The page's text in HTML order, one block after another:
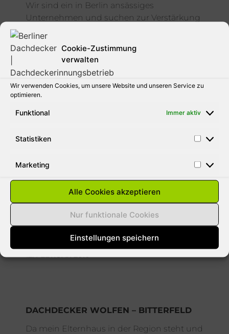
Cookie-Zustimmung
verwalten
Wir verwenden Cookies, um unsere Website und unseren Service zu
optimieren.
Funktional Immer aktiv
Statistiken
Marketing
Alle Cookies akzeptieren
Nur funktionale Cookies
Einstellungen speichern
Wir sind ein in Berlin ansässiges
Unternehmen und suchen zur Verstärkung
Dachdecker – Dach-, Wand- und
Abdichtungstechnik in Vollzeit.
31. AUGUST 2010
SCHNEELASTEN AUF DÄCHER
Aus gegebenen Anlass weisen wie darauf
hin das bei der momentanen Wetterlage
jeder Hausbesitzer für Schäden durch
meisten versicherungen
12. FEBRUAR 2010
DACHDECKER WOLFEN – BITTERFELD
Da mein Elternhaus in der Region steht und